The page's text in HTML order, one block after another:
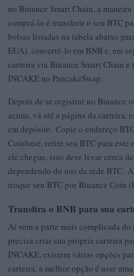
no Binance Smart Chain, a
comprá-lo é transferir o seu BTC
bolsas listadas na tabela abaixo
EUA), convertê-lo em BNB e, em
carteira via Binance Smart Chain e
INCAKE no PancakeSwap.
Depois de se registrar no Binance
acima, vá até a página da carteira,
em depósito. Copie o endereço
Coinbase, retire seu BTC para este
ele chegue, isso deve levar cerca
dependendo do uso da rede BTC.
troque seu BTC por Binance Coin
Transfira o BNB para sua
Aí vem a parte mais complicada do
precisa criar sua própria carteira
INCAKE, existem várias opções
carteira, a melhor opção é usar